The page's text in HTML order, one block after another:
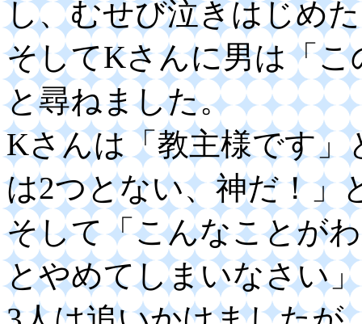
し、むせび泣きはじめ
そしてKさんに男は「
と尋ねました。
Kさんは「教主様です
は2つとない、神だ！」
そして「こんなことが
とやめてしまいなさい